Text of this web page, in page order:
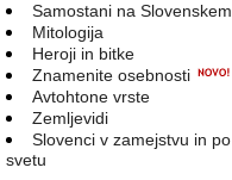
Samostani na Slovenskem
Mitologija
Heroji in bitke
Znamenite osebnosti
Avtohtone vrste
Zemljevidi
Slovenci v zamejstvu in po
svetu